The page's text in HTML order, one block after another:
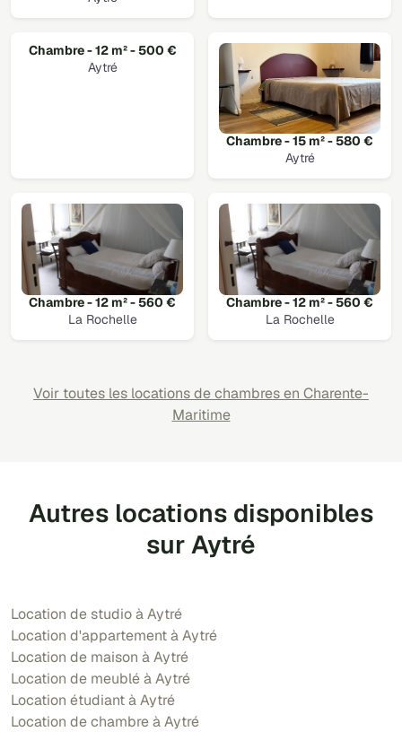
Chambre - 12 m² - 500 €
Aytré
Chambre - 15 m² - 580 €
Aytré
Chambre - 12 m² - 560 €
La Rochelle
Chambre - 12 m² - 560 €
La Rochelle
Voir toutes les locations de chambres en Charente-
Maritime
Autres locations disponibles
sur Aytré
Location de studio à Aytré
Location d'appartement à Aytré
Location de maison à Aytré
Location de meublé à Aytré
Location étudiant à Aytré
Location de chambre à Aytré